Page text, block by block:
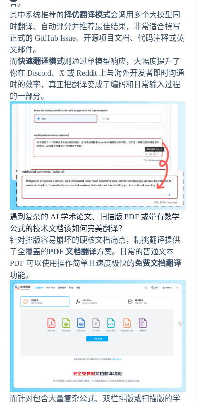
言。
其中系统推荐的择优翻译模式会调用多个大模型同
时翻译、自动评分并推荐最佳结果，非常适合撰写
正式的 GitHub Issue、开源项目文档、代码注释或英
文邮件。
而快速翻译模式则通过单模型响应，大幅度提升了
你在 Discord、X 或 Reddit 上与海外开发者即时沟通
时的效率，真正把翻译变成了编码和日常输入过程
的一部分。
遇到复杂的 AI 学术论文、扫描版 PDF 或带有数学
公式的技术文档该如何完美翻译？
针对排版容易崩坏的硬核文档痛点，精挑翻译提供
了全覆盖的PDF 文档翻译方案。日常的普通文本
PDF 可以使用操作简单且速度极快的免费文档翻译
功能。
而针对包含大量复杂公式、双栏排版或扫描版的学